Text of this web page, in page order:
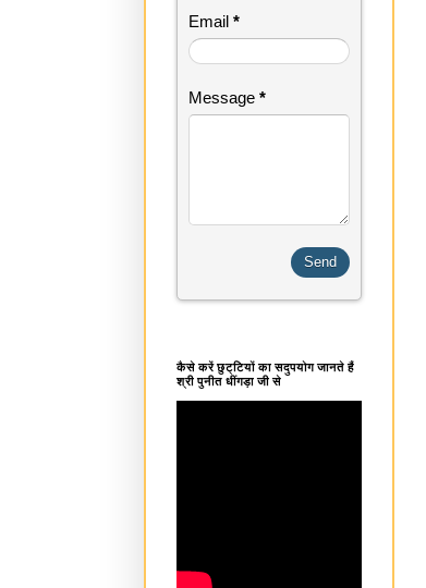
Email *
Message *
कैसे करें छुट्टियों का सदुपयोग जानते हैं
श्री पुनीत धींगड़ा जी से